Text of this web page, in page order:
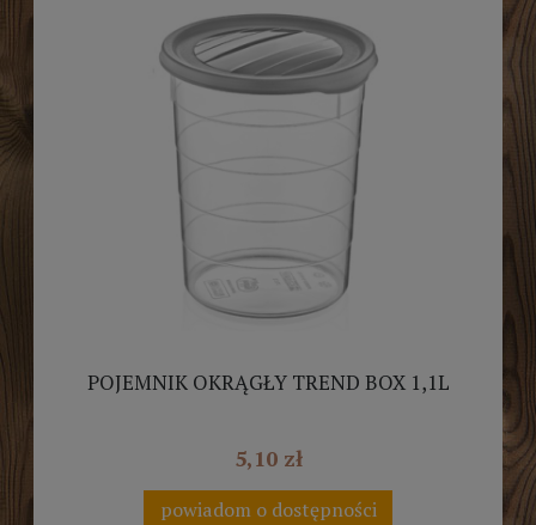
POJEMNIK OKRĄGŁY TREND BOX 1,1L
5,10 zł
powiadom o dostępności